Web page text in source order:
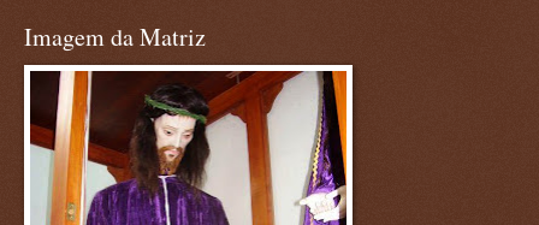
Imagem da Matriz